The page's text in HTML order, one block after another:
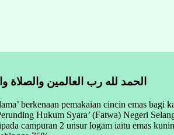
الحمد لله رب العالمين
berkenaan pemakaian cincin emas
Hukum Syara’ (Fatwa) Negeri
campuran 2 unsur logam iaitu emas